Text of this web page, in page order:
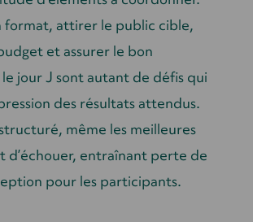
format, attirer le public cible,
et assurer le bon
jour J sont autant de défis qui
des résultats attendus.
même les meilleures
d’échouer, entraînant perte de
pour les participants.